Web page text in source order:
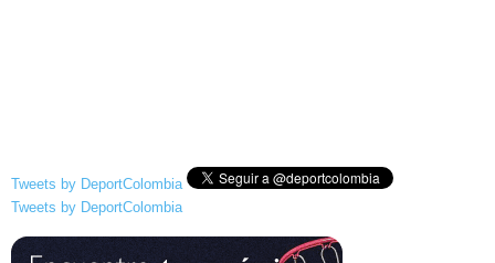
Tweets by DeportColombia
Tweets by DeportColombia